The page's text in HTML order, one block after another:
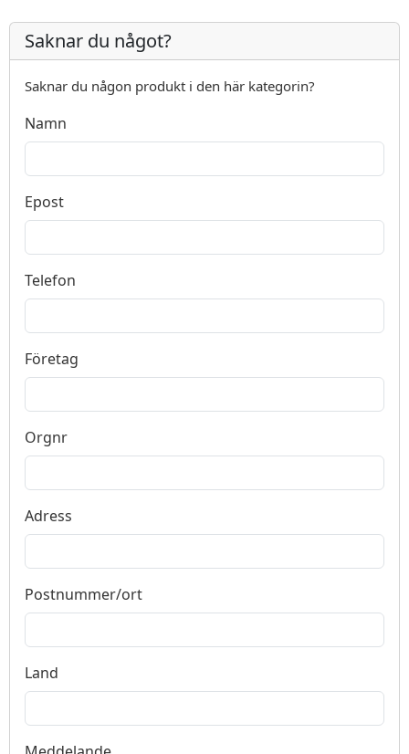
Saknar du något?
Saknar du någon produkt i den här kategorin?
Namn
Epost
Telefon
Företag
Orgnr
Adress
Postnummer/ort
Land